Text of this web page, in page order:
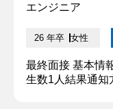
エンジニア
26 年卒 女性
最終面接 基本情
生数1人結果通